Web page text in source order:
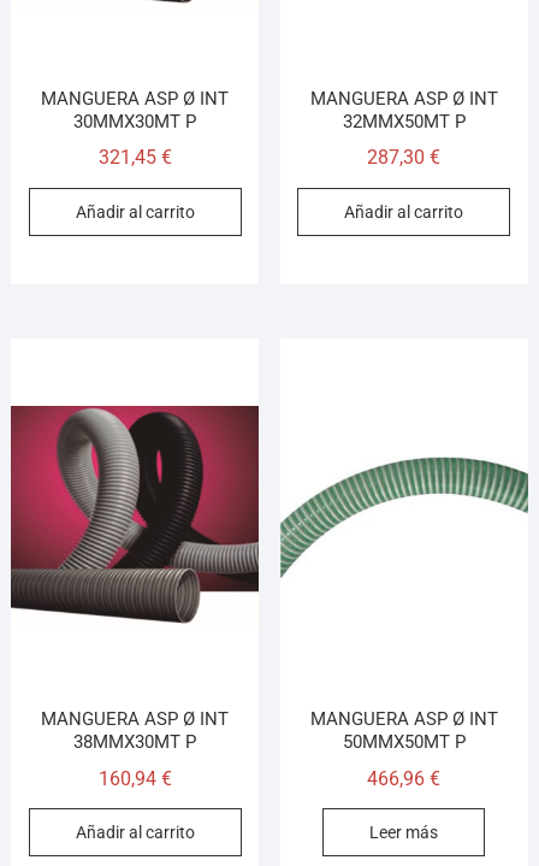
MANGUERA ASP Ø INT
30MMX30MT P
321,45 €
Añadir al carrito
MANGUERA ASP Ø INT
32MMX50MT P
287,30€
Añadir al carrito
MANGUERA ASP Ø INT
38MMX30MT P
160,94 €
Añadir al carrito
MANGUERA ASP Ø INT
50MMX50MT P
466,96€
Leer más